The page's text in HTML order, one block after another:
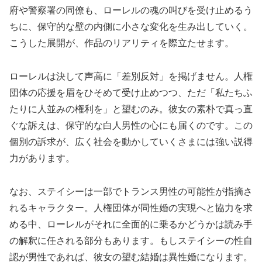
府や警察署の同僚も、ローレルの魂の叫びを受け止めるう
ちに、保守的な壁の内側に小さな変化を生み出していく。
こうした展開が、作品のリアリティを際立たせます。
ローレルは決して声高に「差別反対」を掲げません。人権
団体の応援を眉をひそめて受け止めつつ、ただ「私たちふ
たりに人並みの権利を」と望むのみ。彼女の素朴で真っ直
ぐな訴えは、保守的な白人男性の心にも届くのです。この
個別の訴求が、広く社会を動かしていくさまには強い説得
力があります。
なお、ステイシーは一部でトランス男性の可能性が指摘さ
れるキャラクター。人権団体が同性婚の実現へと協力を求
める中、ローレルがそれに全面的に乗るかどうかは読み手
の解釈に任される部分もあります。もしステイシーの性自
認が男性であれば、彼女の望む結婚は異性婚になります。